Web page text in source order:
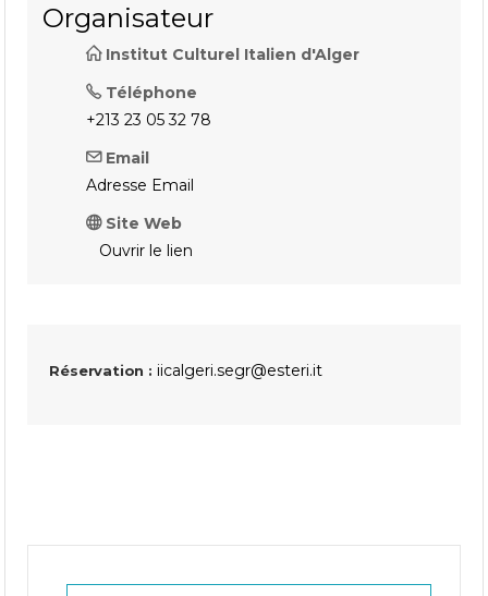
Organisateur
Institut Culturel Italien d'Alger
Téléphone
+213 23 05 32 78
Email
Adresse Email
Site Web
Ouvrir le lien
Réservation : iicalgeri.segr@esteri.it